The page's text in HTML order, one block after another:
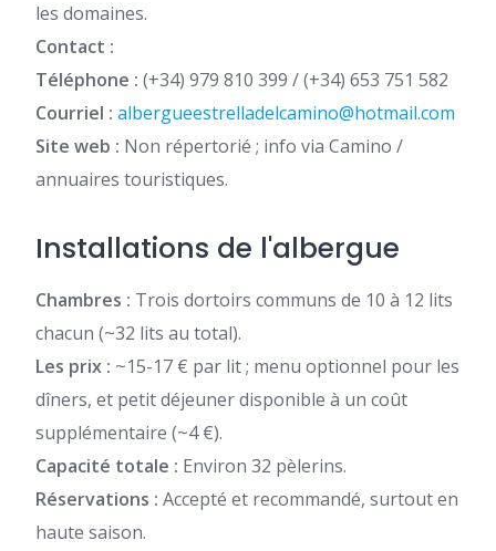
les domaines.
Contact :
Téléphone : (+34) 979 810 399 / (+34) 653 751 582
Courriel : albergueestrelladelcamino@hotmail.com
Site web : Non répertorié ; info via Camino /
annuaires touristiques.
Installations de l'albergue
Chambres : Trois dortoirs communs de 10 à 12 lits
chacun (~32 lits au total).
Les prix : ~15-17 € par lit ; menu optionnel pour les
dîners, et petit déjeuner disponible à un coût
supplémentaire (~4 €).
Capacité totale : Environ 32 pèlerins.
Réservations : Accepté et recommandé, surtout en
haute saison.